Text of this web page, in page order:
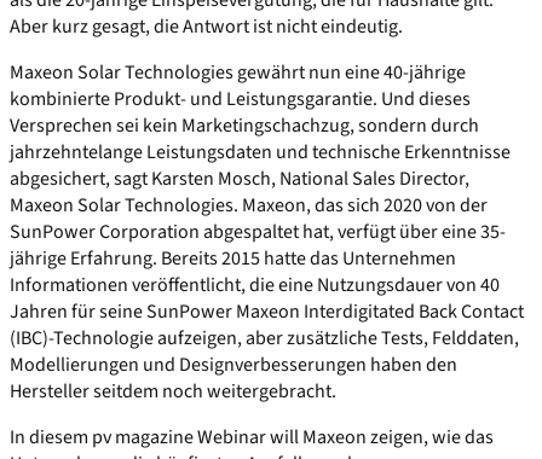
Aber kurz gesagt, die Antwort ist nicht eindeutig.
Maxeon Solar Technologies gewährt nun eine 40-jährige
kombinierte Produkt- und Leistungsgarantie. Und dieses
Versprechen sei kein Marketingschachzug, sondern durch
jahrzehntelange Leistungsdaten und technische Erkenntnisse
abgesichert, sagt Karsten Mosch, National Sales Director,
Maxeon Solar Technologies. Maxeon, das sich 2020 von der
SunPower Corporation abgespaltet hat, verfügt über eine 35-
jährige Erfahrung. Bereits 2015 hatte das Unternehmen
Informationen veröffentlicht, die eine Nutzungsdauer von 40
Jahren für seine SunPower Maxeon Interdigitated Back Contact
(IBC)-Technologie aufzeigen, aber zusätzliche Tests, Felddaten,
Modellierungen und Designverbesserungen haben den
Hersteller seitdem noch weitergebracht.
In diesem pv magazine Webinar will Maxeon zeigen, wie das